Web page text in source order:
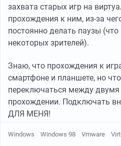
захвата старых игр на
прохождения к ним, из-за
постоянно делать паузы
некоторых зрителей).
Знаю, что прохождения к
смартфоне и планшете, но
переключаться между
прохождении. Подключать
ДЛЯ МЕНЯ!
Windows Windows 98 Vmware